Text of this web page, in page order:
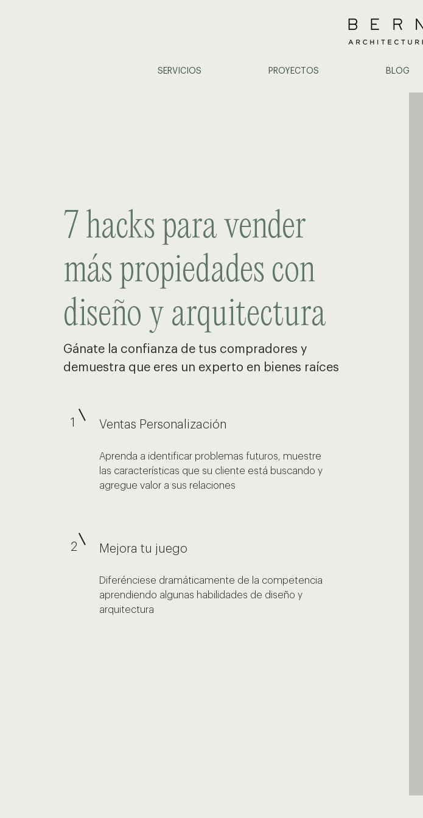
SERVICIOS PROYECTOS BLOG
7 hacks para vender
más propiedades con
diseño y arquitectura
Gánate la confianza de tus compradores y
demuestra que eres un experto en bienes raíces
1 Ventas Personalización
Aprenda a identificar problemas futuros, muestre
las características que su cliente está buscando y
agregue valor a sus relaciones
2 Mejora tu juego
Diferénciese dramáticamente de la competencia
aprendiendo algunas habilidades de diseño y
arquitectura